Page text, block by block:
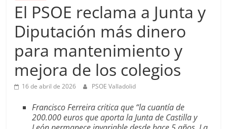
El PSOE reclama a Junta y
Diputación más dinero
para mantenimiento y
mejora de los colegios
16 de abril de 2026 PSOE Valladolid
Francisco Ferreira critica que “la cuantía de
200.000 euros que aporta la Junta de Castilla y